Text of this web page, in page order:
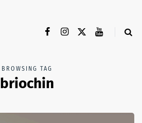
BROWSING TAG
briochin